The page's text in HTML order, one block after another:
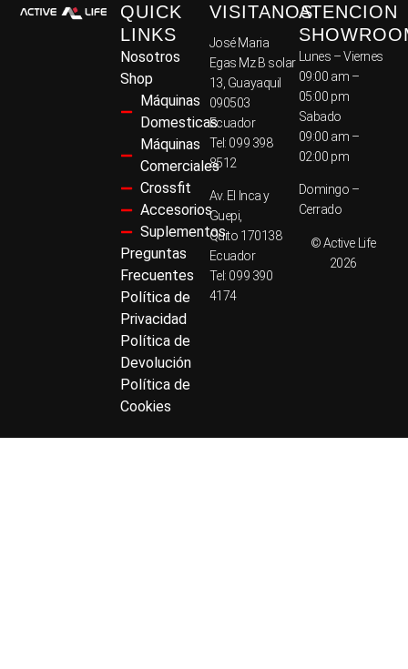
QUICK
LINKS
Nosotros
Shop
Máquinas
Domesticas
Máquinas
Comerciales
Crossfit
Accesorios
Suplementos
Preguntas
Frecuentes
Política de
Privacidad
Política de
Devolución
Política de
Cookies
VISITANOS
José Maria
Egas Mz B solar
13, Guayaquil
090503
Ecuador
Tel: 099 398
8512
Av. El Inca y
Guepi,
Quito 170138
Ecuador
Tel: 099 390
4174
ATENCION
Lunes – Viernes
09:00 am –
05:00 pm
Sabado
09:00 am –
02:00 pm
Domingo –
Cerrado
© Active Life
2026